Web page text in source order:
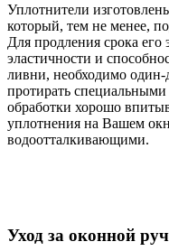
Уплотнители
который, тем не менее,
Для продления срока его
эластичности и
ливни, необходимо один-
протирать
обработки хорошо
уплотнения на Вашем
водоотталкивающими.
Уход за оконной